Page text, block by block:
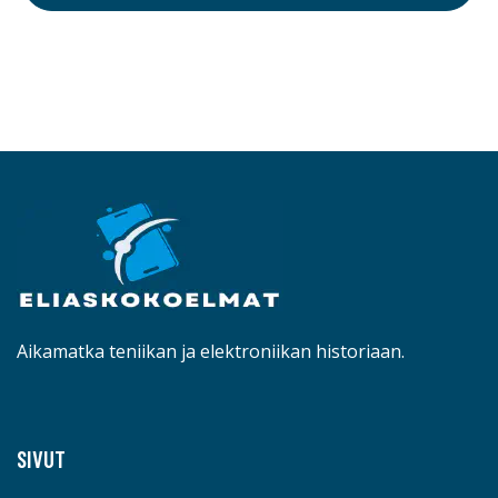
Aikamatka teniikan ja elektroniikan historiaan.
SIVUT